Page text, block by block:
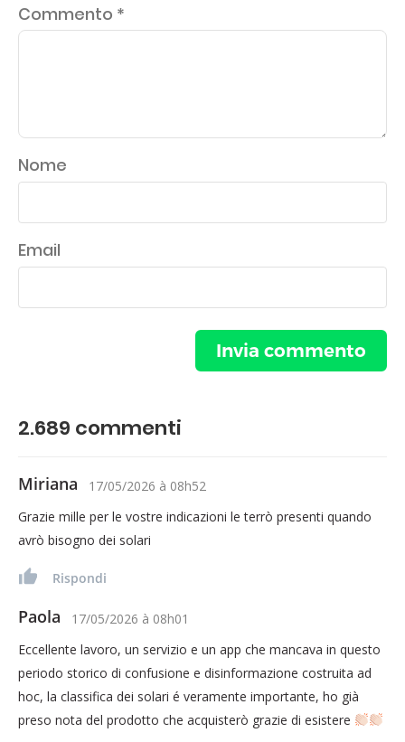
Commento *
Nome
Email
2.689 commenti
Miriana 17/05/2026 à 08h52
Grazie mille per le vostre indicazioni le terrò presenti quando
avrò bisogno dei solari
Rispondi
Paola 17/05/2026 à 08h01
Eccellente lavoro, un servizio e un app che mancava in questo
periodo storico di confusione e disinformazione costruita ad
hoc, la classifica dei solari é veramente importante, ho già
preso nota del prodotto che acquisterò grazie di esistere